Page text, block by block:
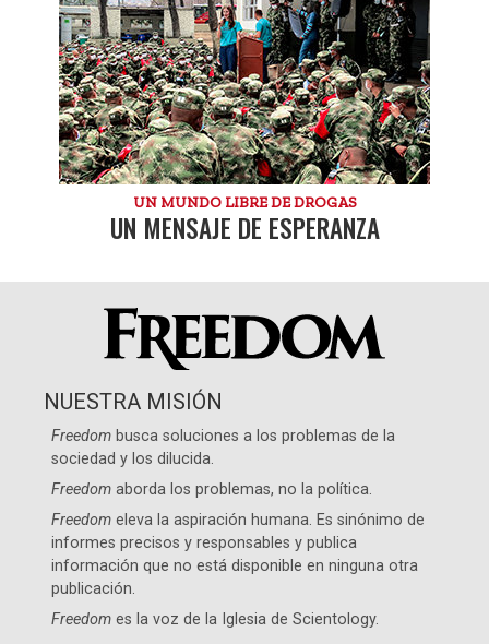
UN MUNDO LIBRE DE DROGAS
UN MENSAJE DE ESPERANZA
NUESTRA MISIÓN
Freedom busca soluciones a los problemas de la
sociedad y los dilucida.
Freedom aborda los problemas, no la política.
Freedom eleva la aspiración humana. Es sinónimo de
informes precisos y responsables y publica
información que no está disponible en ninguna otra
publicación.
Freedom es la voz de la Iglesia de Scientology.